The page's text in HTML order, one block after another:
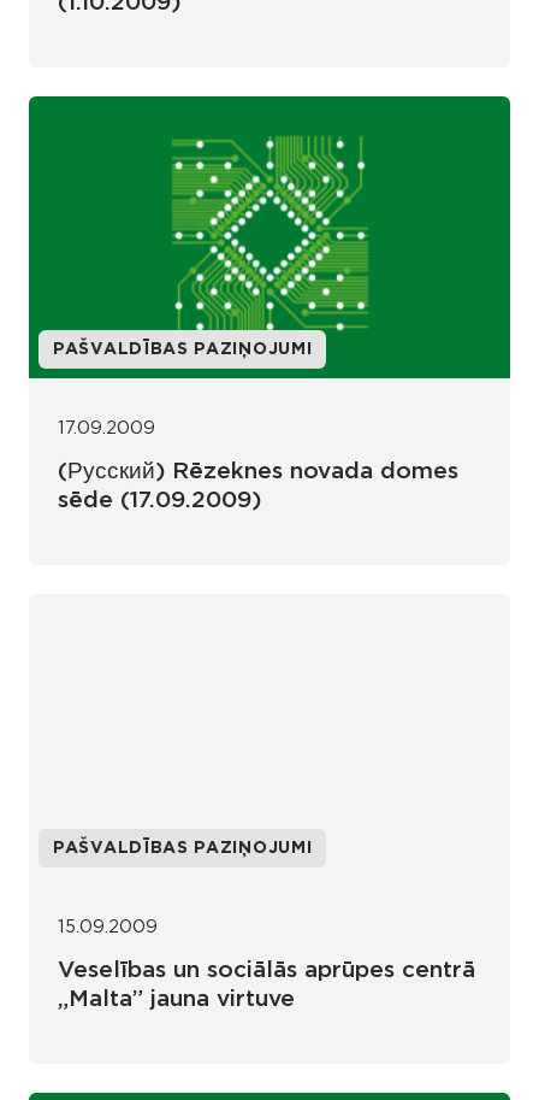
PAŠVALDĪBAS PAZIŅOJUMI
17.09.2009
(Русский) Rēzeknes novada domes
sēde (17.09.2009)
PAŠVALDĪBAS PAZIŅOJUMI
15.09.2009
Veselības un sociālās aprūpes centrā
„Malta” jauna virtuve